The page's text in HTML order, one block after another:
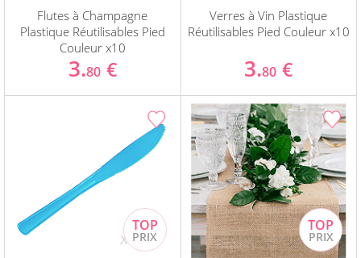
Flutes à Champagne
Plastique Réutilisables Pied
Couleur x10
3.80 €
Verres à Vin Plastique
Réutilisables Pied Couleur x10
3.80 €